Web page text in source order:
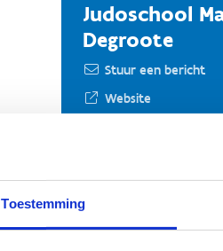
Toestemming
Judoschool
Degroote
Stuur een bericht
Website